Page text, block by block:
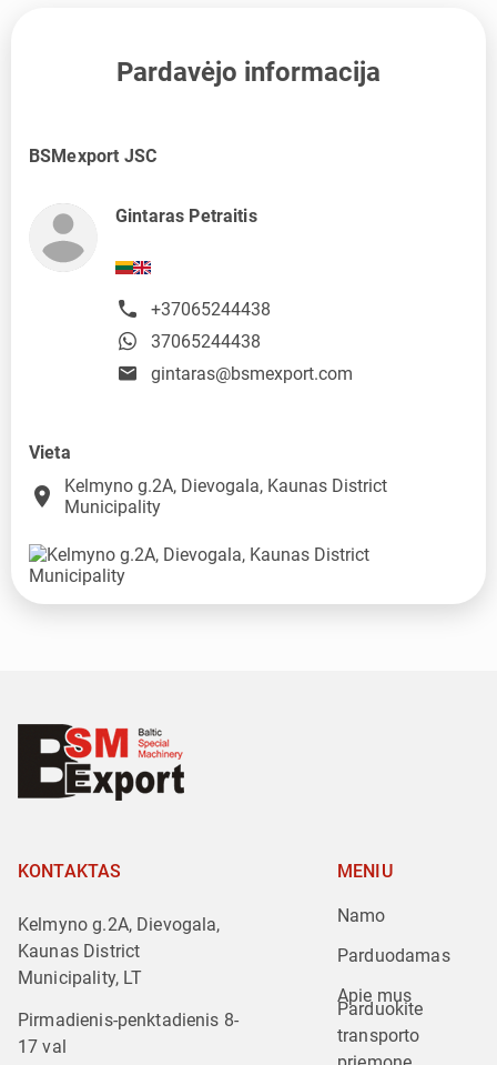
Pardavėjo informacija
BSMexport JSC
Gintaras Petraitis
+37065244438
37065244438
gintaras@bsmexport.com
Vieta
place
Kelmyno g.2A, Dievogala, Kaunas District
Municipality
KONTAKTAS
Kelmyno g.2A, Dievogala,
Kaunas District
Municipality, LT
Pirmadienis-penktadienis 8-
17 val
MENIU
Namo
Parduodamas
Apie mus
Parduokite
transporto